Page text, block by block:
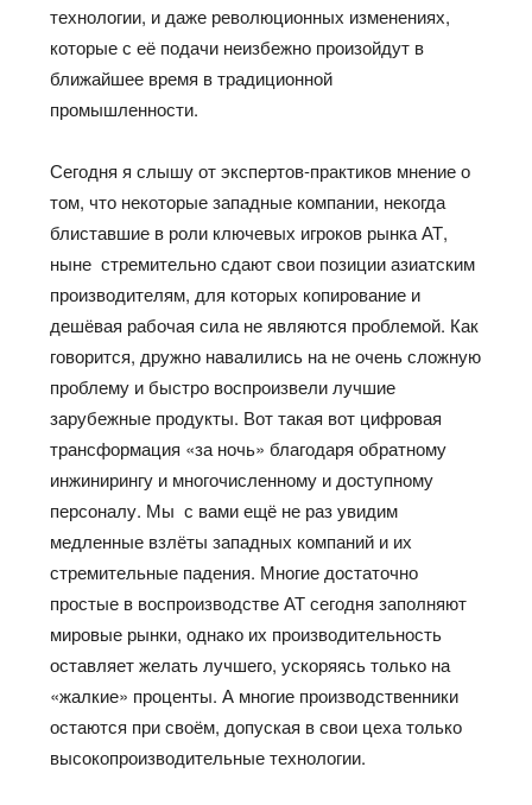
технологии, и даже революционных изменениях,
которые с её подачи неизбежно произойдут в
ближайшее время в традиционной
промышленности.
Сегодня я слышу от экспертов-практиков мнение о
том, что некоторые западные компании, некогда
блиставшие в роли ключевых игроков рынка АТ,
ныне стремительно сдают свои позиции азиатским
производителям, для которых копирование и
дешёвая рабочая сила не являются проблемой. Как
говорится, дружно навалились на не очень сложную
проблему и быстро воспроизвели лучшие
зарубежные продукты. Вот такая вот цифровая
трансформация «за ночь» благодаря обратному
инжинирингу и многочисленному и доступному
персоналу. Мы с вами ещё не раз увидим
медленные взлёты западных компаний и их
стремительные падения. Многие достаточно
простые в воспроизводстве АТ сегодня заполняют
мировые рынки, однако их производительность
оставляет желать лучшего, ускоряясь только на
«жалкие» проценты. А многие производственники
остаются при своём, допуская в свои цеха только
высокопроизводительные технологии.